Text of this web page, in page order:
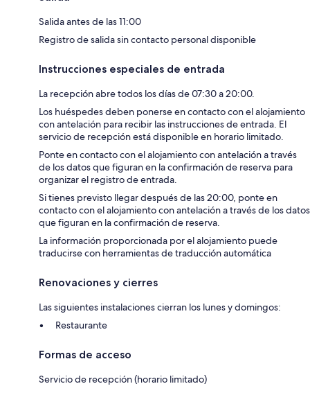
Salida antes de las 11:00
Registro de salida sin contacto personal disponible
Instrucciones especiales de entrada
La recepción abre todos los días de 07:30 a 20:00.
Los huéspedes deben ponerse en contacto con el alojamiento
con antelación para recibir las instrucciones de entrada. El
servicio de recepción está disponible en horario limitado.
Ponte en contacto con el alojamiento con antelación a través
de los datos que figuran en la confirmación de reserva para
organizar el registro de entrada.
Si tienes previsto llegar después de las 20:00, ponte en
contacto con el alojamiento con antelación a través de los datos
que figuran en la confirmación de reserva.
La información proporcionada por el alojamiento puede
traducirse con herramientas de traducción automática
Renovaciones y cierres
Las siguientes instalaciones cierran los lunes y domingos:
Restaurante
Formas de acceso
Servicio de recepción (horario limitado)